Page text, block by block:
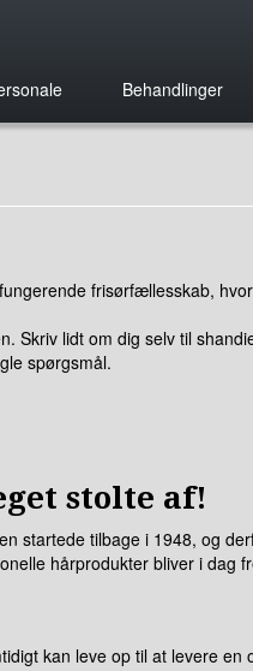
Behandlinger
frisørfællesskab,
Skriv lidt om dig selv til
spørgsmål.
stolte af!
startede tilbage i 1948, og
hårprodukter bliver i dag
kan leve op til at levere en